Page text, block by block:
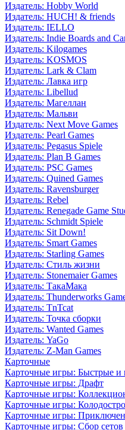
Издатель: Hobby World
Издатель: HUCH! & friends
Издатель: IELLO
Издатель: Indie Boards and
Издатель: Kilogames
Издатель: KOSMOS
Издатель: Lark & Clam
Издатель: Лавка игр
Издатель: Libellud
Издатель: Магеллан
Издатель: Мальви
Издатель: Next Move Games
Издатель: Pearl Games
Издатель: Pegasus Spiele
Издатель: Plan B Games
Издатель: PSC Games
Издатель: Quined Games
Издатель: Ravensburger
Издатель: Rebel
Издатель: Renegade Game
Издатель: Schmidt Spiele
Издатель: Sit Down!
Издатель: Smart Games
Издатель: Starling Games
Издатель: Стиль жизни
Издатель: Stonemaier Games
Издатель: ТакаМака
Издатель: Thunderworks
Издатель: TnTcat
Издатель: Точка сборки
Издатель: Wanted Games
Издатель: YaGo
Издатель: Z-Man Games
Карточные
Карточные игры: Быстрые и
Карточные игры: Драфт
Карточные игры:
Карточные игры:
Карточные игры:
Карточные игры: Сбор сетов